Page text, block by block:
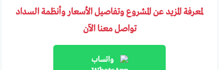
لمعرفة المزيد عن المشروع وتفاصيل الأسعار وأنظمة السداد
تواصل معنا الآن
واتساب